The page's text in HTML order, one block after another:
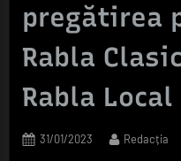
pregătirea
Rabla
Rabla Local
Posted
31/01/2023 By
Redacția